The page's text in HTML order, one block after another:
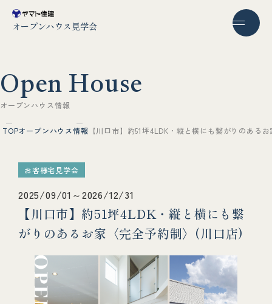
オープンハウス見学会
Open House
オー プンハ ウ ス情報
TOPオープンハウス情報 【川口市】約51坪4LDK・縦と横にも繋がりのある
お客様宅見学会
2025/09/01～2026/12/31
【川口市】約51坪4LDK・縦と横にも繋
がりのあるお家〈完全予約制〉(川口店)